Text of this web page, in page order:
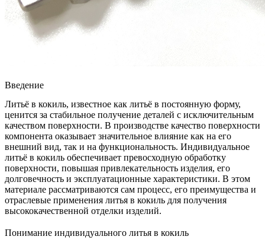
Введение
Литьё в кокиль, известное как литьё в постоянную форму,
ценится за стабильное получение деталей с исключительным
качеством поверхности. В производстве качество поверхности
компонента оказывает значительное влияние как на его
внешний вид, так и на функциональность. Индивидуальное
литьё в кокиль обеспечивает превосходную обработку
поверхности, повышая привлекательность изделия, его
долговечность и эксплуатационные характеристики. В этом
материале рассматриваются сам процесс, его преимущества и
отраслевые применения литья в кокиль для получения
высококачественной отделки изделий.
Понимание индивидуального литья в кокиль